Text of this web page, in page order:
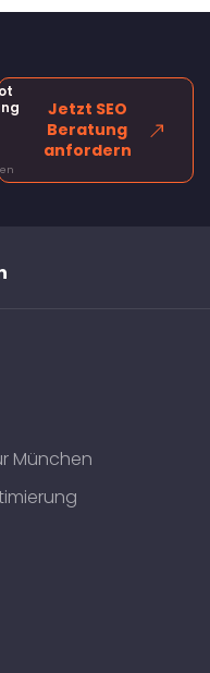
Jetzt SEO
Beratung
anfordern
München